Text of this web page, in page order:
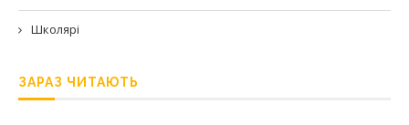
Школярі
ЗАРАЗ ЧИТАЮТЬ